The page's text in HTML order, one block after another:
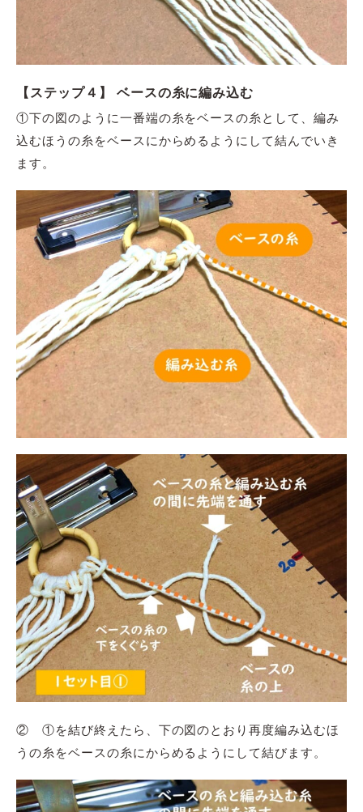
【ステップ４】 ベースの糸に編み込む
①下の図のように一番端の糸をベースの糸として、編み
込むほうの糸をベースにからめるようにして結んでいき
ます。
② ①を結び終えたら、下の図のとおり再度編み込むほ
うの糸をベースの糸にからめるようにして結びます。